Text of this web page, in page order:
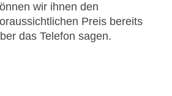
wir ihnen den
Preis bereits
das Telefon sagen.